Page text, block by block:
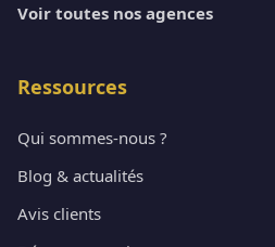
Voir toutes nos agences
Ressources
Qui sommes-nous ?
Blog & actualités
Avis clients